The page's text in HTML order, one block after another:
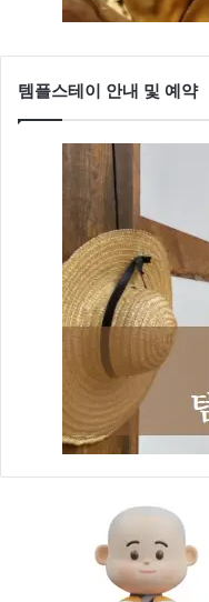
템플스테이 안내 및 예약